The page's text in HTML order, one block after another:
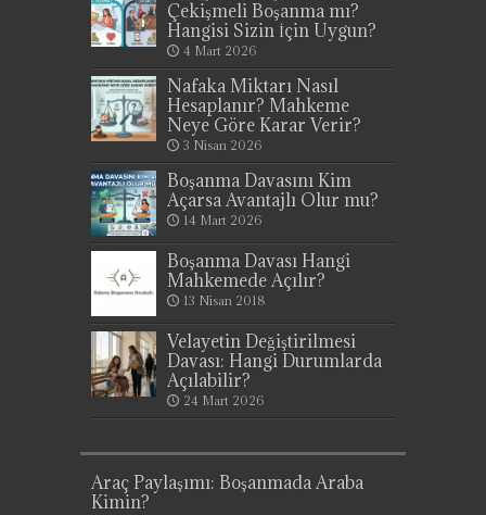
Çekişmeli Boşanma mı?
Hangisi Sizin İçin Uygun?
4 Mart 2026
Nafaka Miktarı Nasıl
Hesaplanır? Mahkeme
Neye Göre Karar Verir?
3 Nisan 2026
Boşanma Davasını Kim
Açarsa Avantajlı Olur mu?
14 Mart 2026
Boşanma Davası Hangi
Mahkemede Açılır?
13 Nisan 2018
Velayetin Değiştirilmesi
Davası: Hangi Durumlarda
Açılabilir?
24 Mart 2026
Araç Paylaşımı: Boşanmada Araba
Kimin?